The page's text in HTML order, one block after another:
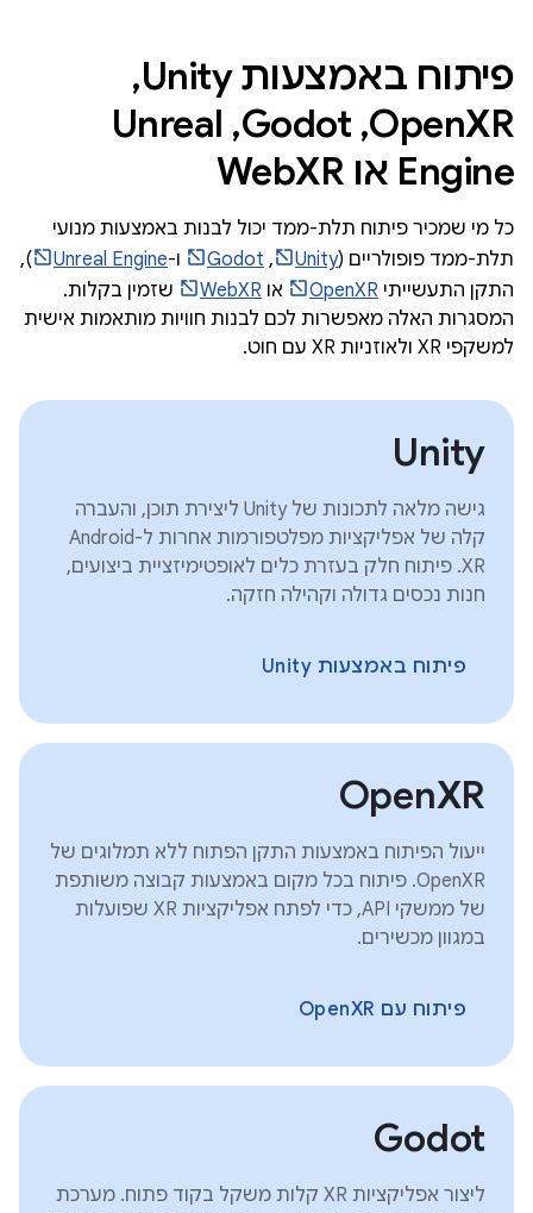
פיתוח באמצעות Unity,‏
OpenXR,‏ Godot,‏ Unreal
Engine או WebXR
כל מי שמכיר פיתוח תלת-ממד יכול לבנות באמצעות מנועי
תלת-ממד פופולריים (Unity
,‏
Godot ו-Unreal Engine
),
התקן התעשייתי OpenXR או WebXR
שזמין בקלות.
המסגרות האלה מאפשרות לכם לבנות חוויות מותאמות אישית
למשקפי XR ולאוזניות XR עם חוט.
Unity
גישה מלאה לתכונות של Unity ליצירת תוכן, והעברה
קלה של אפליקציות מפלטפורמות אחרות ל-Android
XR. פיתוח חלק בעזרת כלים לאופטימיזציית ביצועים,
חנות נכסים גדולה וקהילה חזקה.
פיתוח באמצעות Unity
OpenXR
ייעול הפיתוח באמצעות התקן הפתוח ללא תמלוגים של
OpenXR. פיתוח בכל מקום באמצעות קבוצה משותפת
של ממשקי API, כדי לפתח אפליקציות XR שפועלות
במגוון מכשירים.
פיתוח עם OpenXR
Godot
ליצור אפליקציות XR קלות משקל בקוד פתוח. מערכת